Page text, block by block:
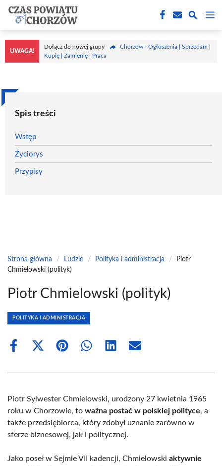
Przejdź
treści
UWAGA!
Dołącz do nowej grupy
Chorzów - Ogłoszenia | Sprzedam |
Kupię | Zamienię | Praca
Spis treści
Wstęp
Życiorys
Przypisy
Strona główna / Ludzie / Polityka i administracja /
Piotr
Chmielowski (polityk)
Piotr Chmielowski (polityk)
POLITYKA I ADMINISTRACJA
Share
Share
(Twitter)
Share Share Share Share
Piotr Sylwester Chmielowski, urodzony 27 kwietnia 1965
roku w Chorzowie, to ważna postać w polskiej polityce, a
także przedsiębiorca, który zdobył uznanie zarówno w
sferze biznesowej, jak i politycznej.
Jako poseł w Sejmie VII kadencji, Chmielowski aktywnie